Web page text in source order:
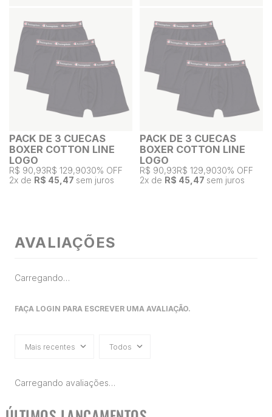
PACK DE 3 CUECAS
BOXER COTTON LINE
LOGO
R$ 90,93R$ 129,9030% OFF
2x de R$ 45,47 sem juros
PACK DE 3 CUECAS
BOXER COTTON LINE
LOGO
R$ 90,93R$ 129,9030% OFF
2x de R$ 45,47 sem juros
AVALIAÇÕES
Carregando…
FAÇA LOGIN PARA ESCREVER UMA AVALIAÇÃO.
Mais recentes Todos
Carregando avaliações…